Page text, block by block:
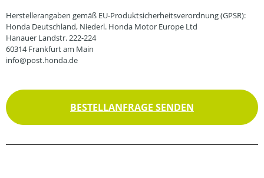
Herstellerangaben gemäß EU-Produktsicherheitsverordnung (GPSR):
Honda Deutschland, Niederl. Honda Motor Europe Ltd
Hanauer Landstr. 222-224
60314 Frankfurt am Main
info@post.honda.de
BESTELLANFRAGE SENDEN